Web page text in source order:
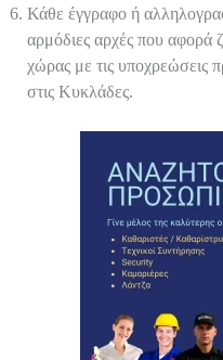
Κάθε έγγραφο ή
αρμόδιες αρχές που αφορά
χώρας με τις υποχρεώσεις
στις Κυκλάδες.